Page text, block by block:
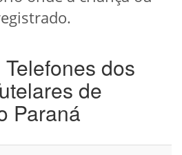
dos
de
Paraná